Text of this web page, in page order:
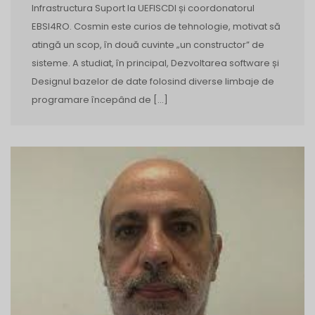
Infrastructura Suport la UEFISCDI și coordonatorul
EBSI4RO. Cosmin este curios de tehnologie, motivat să
atingă un scop, în două cuvinte „un constructor” de
sisteme. A studiat, în principal, Dezvoltarea software și
Designul bazelor de date folosind diverse limbaje de
programare începând de […]